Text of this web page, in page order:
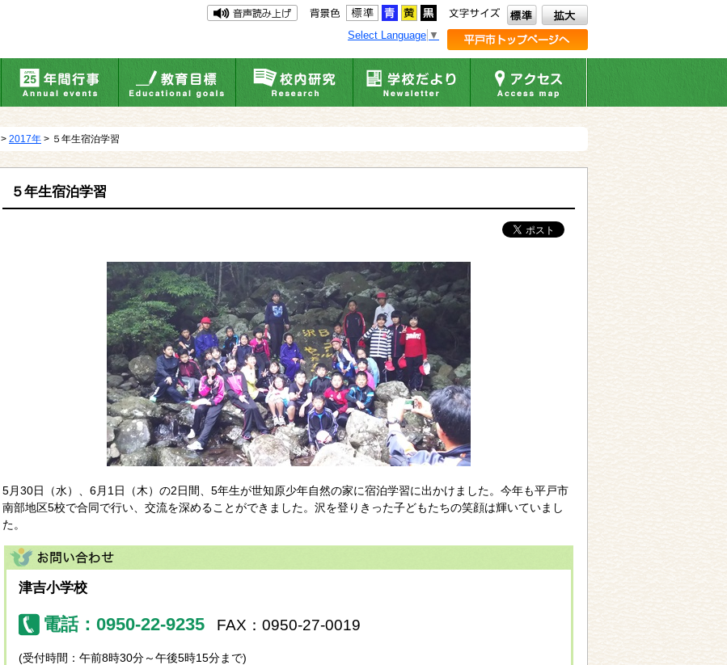
Select Language ▼
> 2017年 > ５年生宿泊学習
５年生宿泊学習
5月30日（水）、6月1日（木）の2日間、5年生が世知原少年自然の家に宿泊学習に出かけました。今年も平戸市
南部地区5校で合同で行い、交流を深めることができました。沢を登りきった子どもたちの笑顔は輝いていまし
た。
津吉小学校
電話：0950-22-9235 FAX：0950-27-0019
(受付時間：午前8時30分～午後5時15分まで)